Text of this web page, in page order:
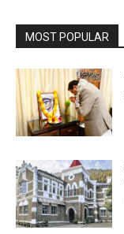
MOST POPULAR